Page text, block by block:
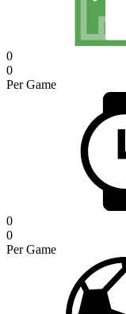
0
0
Per Game
0
0
Per Game